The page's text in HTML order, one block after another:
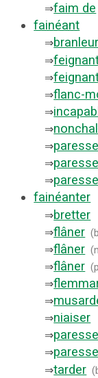
⇒faim de
fainéant
⇒branleur
⇒
⇒
⇒flanc-
⇒
⇒
⇒
⇒
⇒
fainéanter
⇒bretter
⇒flâner (
⇒flâner (
⇒flâner (
⇒
⇒
⇒niaiser
⇒
⇒
⇒tarder (